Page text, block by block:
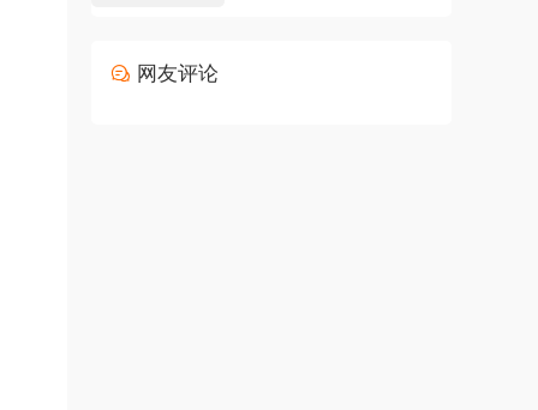
网友评论